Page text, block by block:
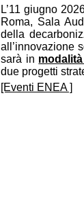
L’11 giugno
Roma, Sala
della
all’innovazione
sarà in
due progetti
[Eventi ENEA ]